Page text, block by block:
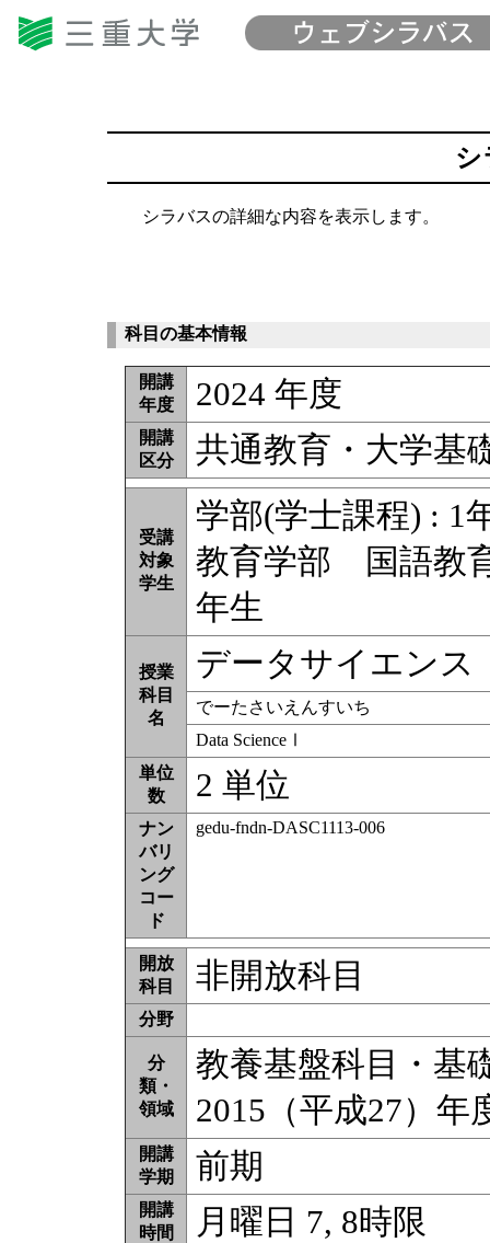
シ
シラバスの詳細な内容を表示します。
科目の基本情報
開講
年度
2024 年度
開講
区分
共通教育・大学基
受講
対象
学生
学部(学士課程) : 1
教育学部 国語教
年生
授業
科目
名
データサイエン
でーたさいえんすいち
Data ScienceⅠ
単位
数
2 単位
ナン
バリ
ング
コー
ド
gedu-fndn-DASC1113-006
開放
科目
非開放科目
分野
分
類・
領域
教養基盤科目・基
2015（平成27）年
開講
学期
前期
開講
時間
月曜日 7, 8時限